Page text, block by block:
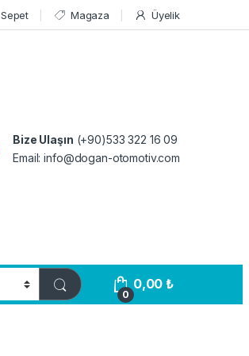
Sepet Magaza Üyelik
Bize Ulaşın (+90)533 322 16 09
Email:info@dogan-otomotiv.com
0
0,00₺